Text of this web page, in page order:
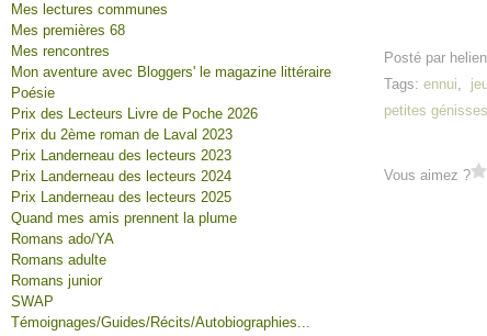
Mes lectures communes
Mes premières 68
Mes rencontres
Mon aventure avec Bloggers' le magazine littéraire
Poésie
Prix des Lecteurs Livre de Poche 2026
Prix du 2ème roman de Laval 2023
Prix Landerneau des lecteurs 2023
Prix Landerneau des lecteurs 2024
Prix Landerneau des lecteurs 2025
Quand mes amis prennent la plume
Romans ado/YA
Romans adulte
Romans junior
SWAP
Témoignages/Guides/Récits/Autobiographies...
Posté par
Tags: ennui,
petites génisses
Vous aimez ?